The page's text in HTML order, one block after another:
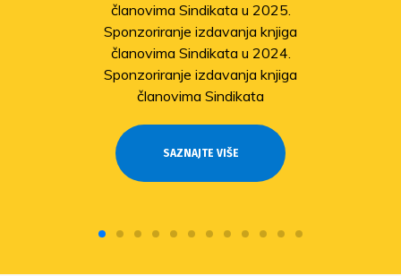
članovima Sindikata u 2025.
Sponzoriranje izdavanja knjiga
članovima Sindikata u 2024.
Sponzoriranje izdavanja knjiga
članovima Sindikata
SAZNAJTE VIŠE